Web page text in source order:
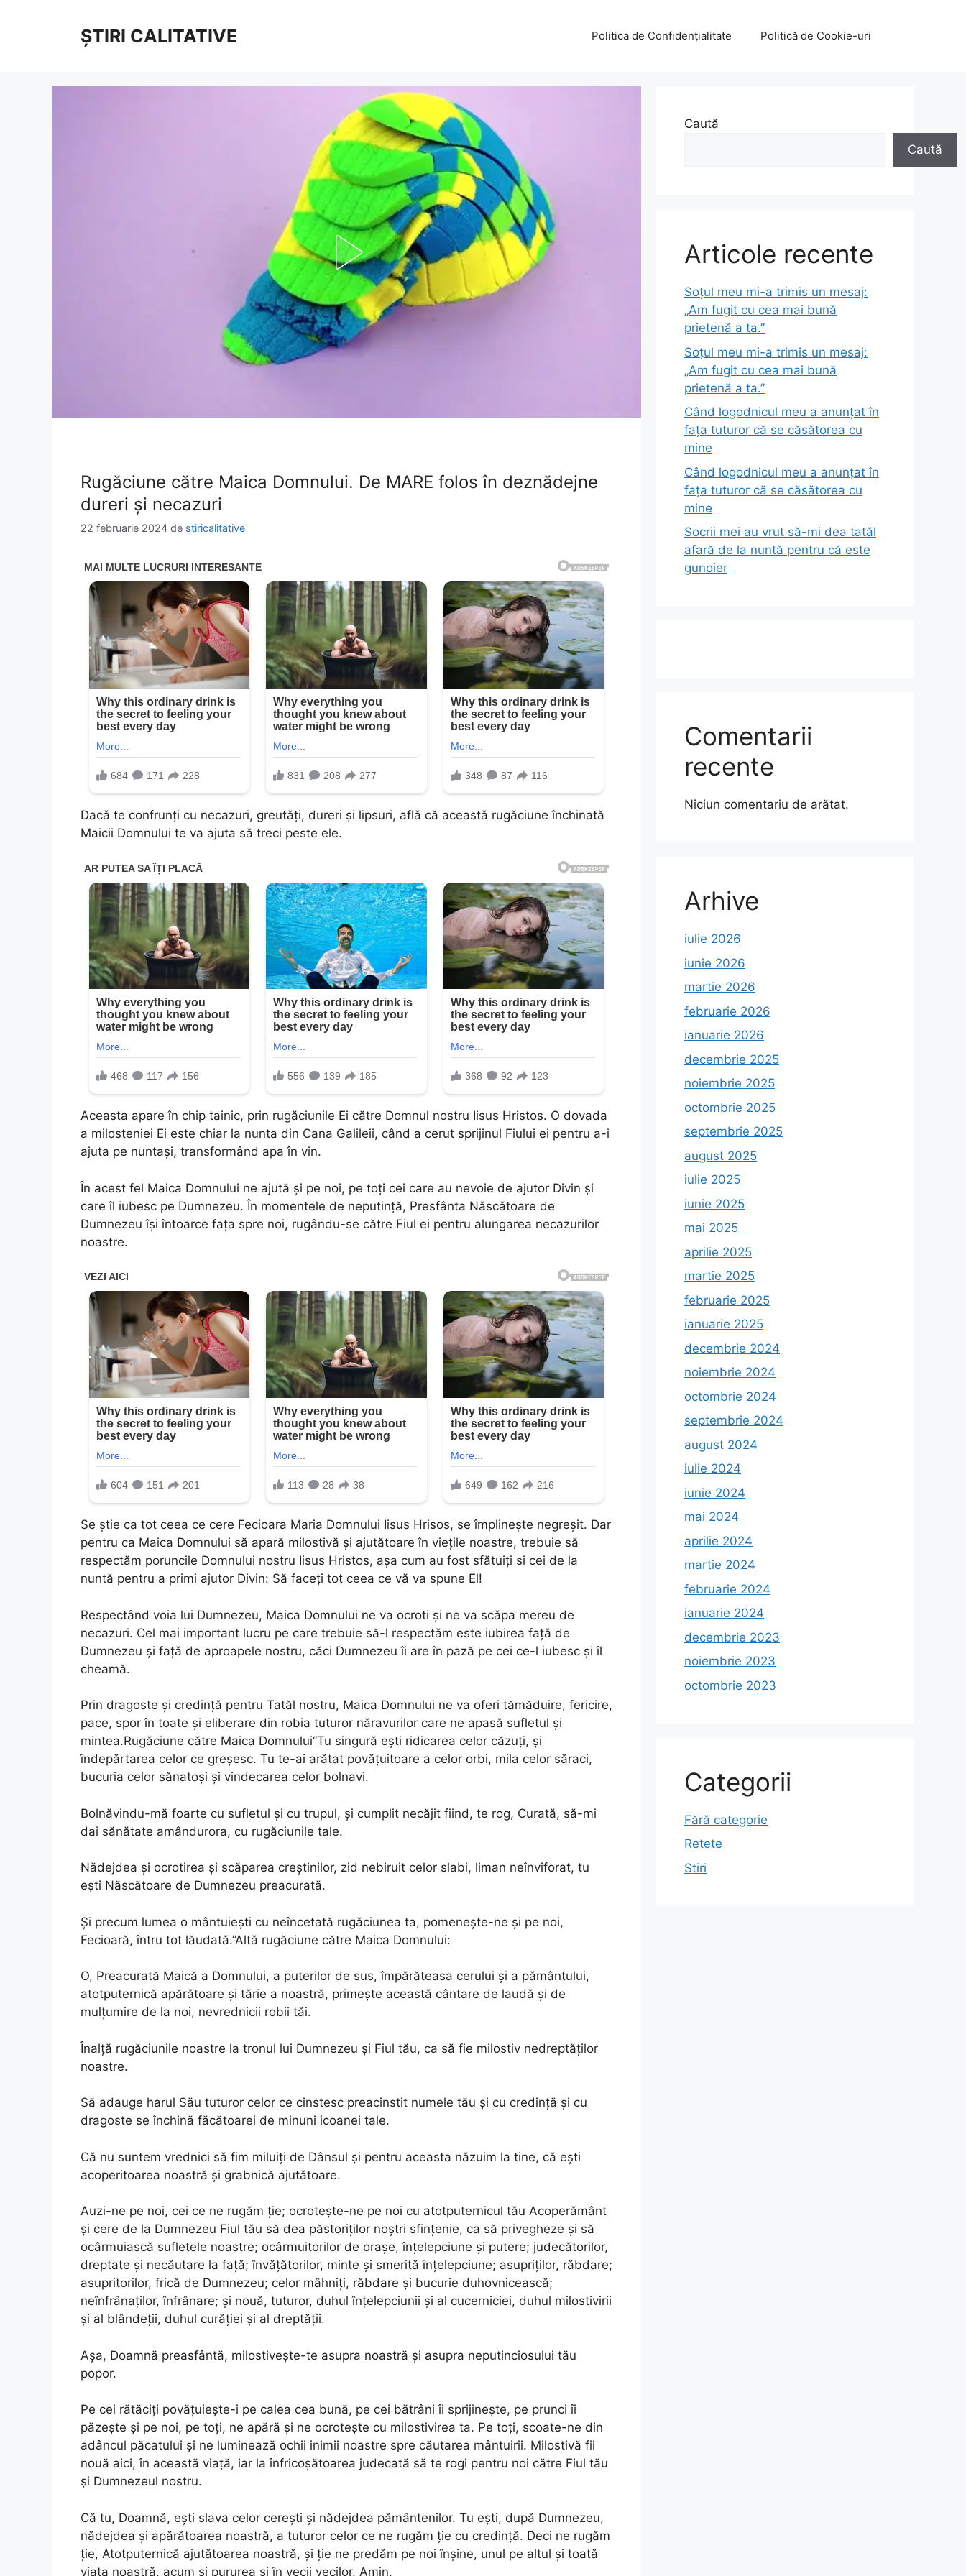
ȘTIRI CALITATIVE Politica de Confidențialitate Politică de Cookie-uri
Rugăciune către Maica Domnului. De MARE folos în deznădejne
dureri și necazuri
22 februarie 2024 de stiricalitative
Dacă te confrunți cu necazuri, greutăți, dureri și lipsuri, află că această rugăciune închinată
Maicii Domnului te va ajuta să treci peste ele.
Aceasta apare în chip tainic, prin rugăciunile Ei către Domnul nostru Iisus Hristos. O dovada
a milosteniei Ei este chiar la nunta din Cana Galileii, când a cerut sprijinul Fiului ei pentru a-i
ajuta pe nuntași, transformând apa în vin.
În acest fel Maica Domnului ne ajută și pe noi, pe toți cei care au nevoie de ajutor Divin și
care îl iubesc pe Dumnezeu. În momentele de neputință, Presfânta Născătoare de
Dumnezeu își întoarce fața spre noi, rugându-se către Fiul ei pentru alungarea necazurilor
noastre.
Se știe ca tot ceea ce cere Fecioara Maria Domnului Iisus Hrisos, se împlinește negreșit. Dar
pentru ca Maica Domnului să apară milostivă și ajutătoare în viețile noastre, trebuie să
respectăm poruncile Domnului nostru Iisus Hristos, așa cum au fost sfătuiți si cei de la
nuntă pentru a primi ajutor Divin: Să faceți tot ceea ce vă va spune El!
Respectând voia lui Dumnezeu, Maica Domnului ne va ocroti și ne va scăpa mereu de
necazuri. Cel mai important lucru pe care trebuie să-l respectăm este iubirea față de
Dumnezeu și față de aproapele nostru, căci Dumnezeu îi are în pază pe cei ce-l iubesc și îl
cheamă.
Prin dragoste și credință pentru Tatăl nostru, Maica Domnului ne va oferi tămăduire, fericire,
pace, spor în toate și eliberare din robia tuturor năravurilor care ne apasă sufletul și
mintea.Rugăciune către Maica Domnului“Tu singură ești ridicarea celor căzuți, și
îndepărtarea celor ce greșesc. Tu te-ai arătat povățuitoare a celor orbi, mila celor săraci,
bucuria celor sănatoși și vindecarea celor bolnavi.
Bolnăvindu-mă foarte cu sufletul și cu trupul, și cumplit necăjit fiind, te rog, Curată, să-mi
dai sănătate amândurora, cu rugăciunile tale.
Nădejdea și ocrotirea și scăparea creștinilor, zid nebiruit celor slabi, liman neînviforat, tu
ești Născătoare de Dumnezeu preacurată.
Și precum lumea o mântuiești cu neîncetată rugăciunea ta, pomenește-ne și pe noi,
Fecioară, întru tot lăudată.”Altă rugăciune către Maica Domnului:
O, Preacurată Maică a Domnului, a puterilor de sus, împărăteasa cerului și a pământului,
atotputernică apărătoare și tărie a noastră, primește această cântare de laudă și de
mulțumire de la noi, nevrednicii robii tăi.
Înalță rugăciunile noastre la tronul lui Dumnezeu și Fiul tău, ca să fie milostiv nedreptăților
noastre.
Să adauge harul Său tuturor celor ce cinstesc preacinstit numele tău și cu credință și cu
dragoste se închină făcătoarei de minuni icoanei tale.
Că nu suntem vrednici să fim miluiți de Dânsul și pentru aceasta năzuim la tine, că ești
acoperitoarea noastră și grabnică ajutătoare.
Auzi-ne pe noi, cei ce ne rugăm ție; ocrotește-ne pe noi cu atotputernicul tău Acoperământ
și cere de la Dumnezeu Fiul tău să dea păstoriților noștri sfințenie, ca să privegheze și să
ocârmuiască sufletele noastre; ocârmuitorilor de orașe, înțelepciune și putere; judecătorilor,
dreptate și necăutare la față; învățătorilor, minte și smerită înțelepciune; asupriților, răbdare;
asupritorilor, frică de Dumnezeu; celor mâhniți, răbdare și bucurie duhovnicească;
neînfrânaților, înfrânare; și nouă, tuturor, duhul înțelepciunii și al cucerniciei, duhul milostivirii
și al blândeții, duhul curăției și al dreptății.
Așa, Doamnă preasfântă, milostivește-te asupra noastră și asupra neputinciosului tău
popor.
Pe cei rătăciți povățuiește-i pe calea cea bună, pe cei bătrâni îi sprijinește, pe prunci îi
păzește și pe noi, pe toți, ne apără și ne ocrotește cu milostivirea ta. Pe toți, scoate-ne din
adâncul păcatului și ne luminează ochii inimii noastre spre căutarea mântuirii. Milostivă fii
nouă aici, în această viață, iar la înfricoșătoarea judecată să te rogi pentru noi către Fiul tău
și Dumnezeul nostru.
Că tu, Doamnă, ești slava celor cerești și nădejdea pământenilor. Tu ești, după Dumnezeu,
nădejdea și apărătoarea noastră, a tuturor celor ce ne rugăm ție cu credință. Deci ne rugăm
ție, Atotputernică ajutătoarea noastră, și ție ne predăm pe noi înșine, unul pe altul și toată
viața noastră, acum și pururea și în vecii vecilor. Amin.
Caută
Caută
Articole recente
Soțul meu mi-a trimis un mesaj:
„Am fugit cu cea mai bună
prietenă a ta.”
Soțul meu mi-a trimis un mesaj:
„Am fugit cu cea mai bună
prietenă a ta.”
Când logodnicul meu a anunțat în
fața tuturor că se căsătorea cu
mine
Când logodnicul meu a anunțat în
fața tuturor că se căsătorea cu
mine
Socrii mei au vrut să-mi dea tatăl
afară de la nuntă pentru că este
gunoier
Comentarii
recente
Niciun comentariu de arătat.
Arhive
iulie 2026
iunie 2026
martie 2026
februarie 2026
ianuarie 2026
decembrie 2025
noiembrie 2025
octombrie 2025
septembrie 2025
august 2025
iulie 2025
iunie 2025
mai 2025
aprilie 2025
martie 2025
februarie 2025
ianuarie 2025
decembrie 2024
noiembrie 2024
octombrie 2024
septembrie 2024
august 2024
iulie 2024
iunie 2024
mai 2024
aprilie 2024
martie 2024
februarie 2024
ianuarie 2024
decembrie 2023
noiembrie 2023
octombrie 2023
Categorii
Fără categorie
Retete
Stiri